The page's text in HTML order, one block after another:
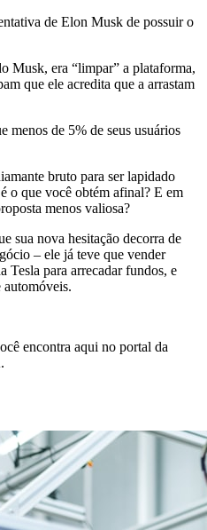
de Elon Musk de possuir o
Musk, era “limpar” a plataforma,
que ele acredita que a arrastam
de 5% de seus usuários
bruto para ser lapidado
o que você obtém afinal? E em
menos valiosa?
sua nova hesitação decorra de
– ele já teve que vender
Tesla para arrecadar fundos, e
automóveis.
encontra aqui no portal da